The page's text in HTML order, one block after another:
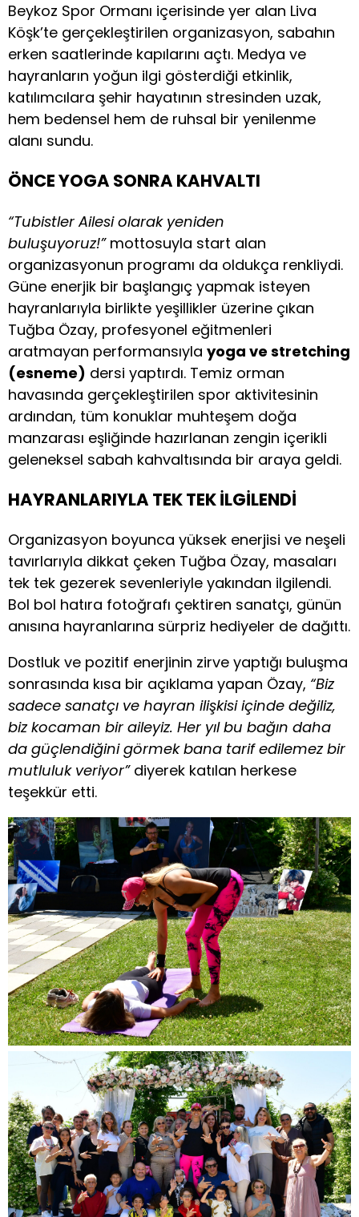
Beykoz Spor Ormanı içerisinde yer alan Liva
Köşk’te gerçekleştirilen organizasyon, sabahın
erken saatlerinde kapılarını açtı. Medya ve
hayranların yoğun ilgi gösterdiği etkinlik,
katılımcılara şehir hayatının stresinden uzak,
hem bedensel hem de ruhsal bir yenilenme
alanı sundu.
ÖNCE YOGA SONRA KAHVALTI
“Tubistler Ailesi olarak yeniden
buluşuyoruz!”mottosuyla start alan
organizasyonun programı da oldukça renkliydi.
Güne enerjik bir başlangıç yapmak isteyen
hayranlarıyla birlikte yeşillikler üzerine çıkan
Tuğba Özay, profesyonel eğitmenleri
aratmayan performansıyla yoga ve stretching
(esneme) dersi yaptırdı. Temiz orman
havasında gerçekleştirilen spor aktivitesinin
ardından, tüm konuklar muhteşem doğa
manzarası eşliğinde hazırlanan zengin içerikli
geleneksel sabah kahvaltısında bir araya geldi.
HAYRANLARIYLA TEK TEK İLGİLENDİ
Organizasyon boyunca yüksek enerjisi ve neşeli
tavırlarıyla dikkat çeken Tuğba Özay, masaları
tek tek gezerek sevenleriyle yakından ilgilendi.
Bol bol hatıra fotoğrafı çektiren sanatçı, günün
anısına hayranlarına sürpriz hediyeler de dağıttı.
Dostluk ve pozitif enerjinin zirve yaptığı buluşma
sonrasında kısa bir açıklama yapan Özay, “Biz
sadece sanatçı ve hayran ilişkisi içinde değiliz,
biz kocaman bir aileyiz. Her yıl bu bağın daha
da güçlendiğini görmek bana tarif edilemez bir
mutluluk veriyor”diyerek katılan herkese
teşekkür etti.